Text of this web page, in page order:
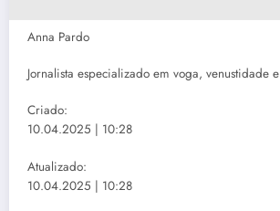
Anna Pardo
Jornalista especializado em voga, venustidade
Criado:
10.04.2025 | 10:28
Atualizado:
10.04.2025 | 10:28